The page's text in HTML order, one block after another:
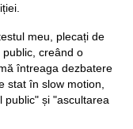
meu, plecați de
creând o
întreaga dezbatere
stat în slow motion,
public" și "ascultarea